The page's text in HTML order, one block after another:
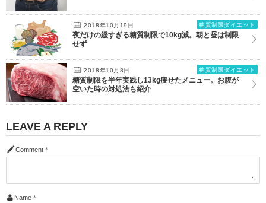
2018年10月19日 糖質制限ダイエット
夜だけの緩すぎる糖質制限で10kg減。朝と昼は制限
せず
2018年10月8日 糖質制限ダイエット
糖質制限を半年実践し13kg痩せたメニュー。お腹が
空いた時の対処法も紹介
LEAVE A REPLY
Comment *
Name *